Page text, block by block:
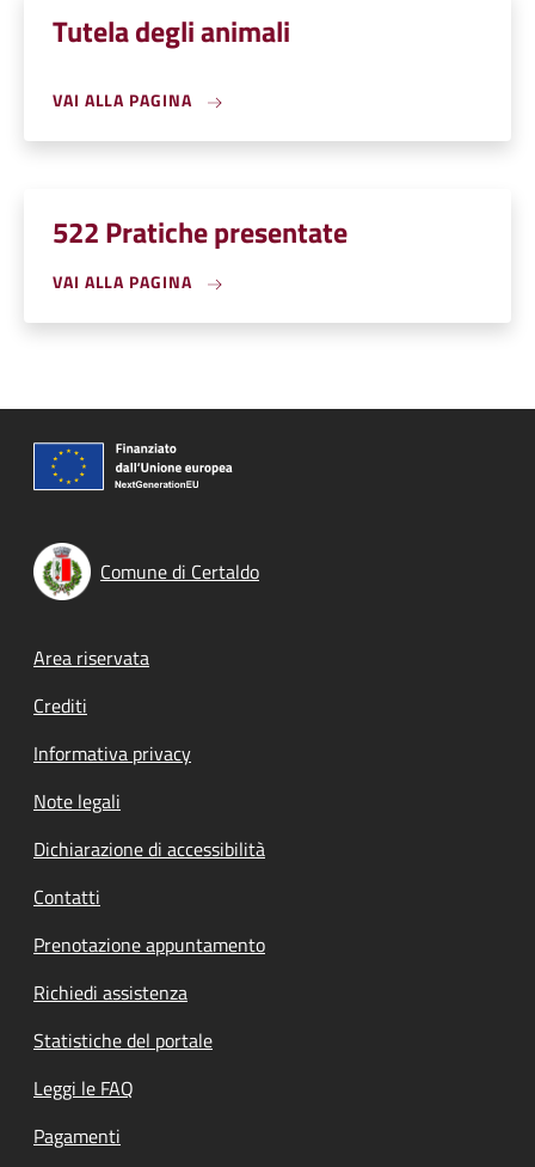
Tutela degli animali
VAI ALLA PAGINA
522 Pratiche presentate
VAI ALLA PAGINA
Comune di Certaldo
Footer menu
Area riservata
Crediti
Informativa privacy
Note legali
Dichiarazione di accessibilità
Contatti
Prenotazione appuntamento
Richiedi assistenza
Statistiche del portale
Leggi le FAQ
Pagamenti